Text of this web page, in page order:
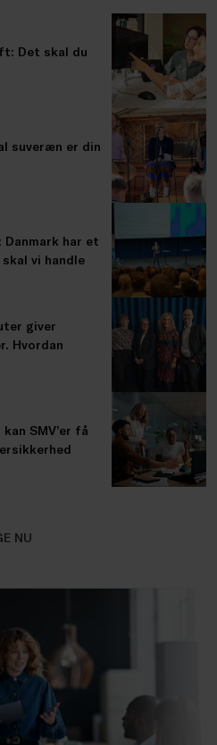
Det skal du
suveræn er din
Danmark har et
vi handle
giver
Hvordan
SMV’er få
NU